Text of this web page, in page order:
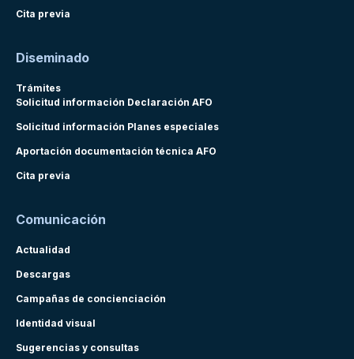
Cita previa
Diseminado
Trámites
Solicitud información Declaración AFO
Solicitud información Planes especiales
Aportación documentación técnica AFO
Cita previa
Comunicación
Actualidad
Descargas
Campañas de concienciación
Identidad visual
Sugerencias y consultas